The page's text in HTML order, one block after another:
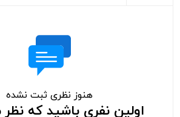
هنوز نظری ثبت نشده
اولین نفری باشید که